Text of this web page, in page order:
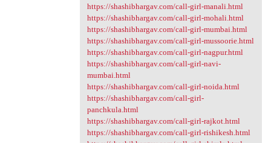
https://shashibhargav.com/call-girl-manali.html
https://shashibhargav.com/call-girl-mohali.html
https://shashibhargav.com/call-girl-mumbai.html
https://shashibhargav.com/call-girl-mussoorie.html
https://shashibhargav.com/call-girl-nagpur.html
https://shashibhargav.com/call-girl-navi-
mumbai.html
https://shashibhargav.com/call-girl-noida.html
https://shashibhargav.com/call-girl-
panchkula.html
https://shashibhargav.com/call-girl-rajkot.html
https://shashibhargav.com/call-girl-rishikesh.html